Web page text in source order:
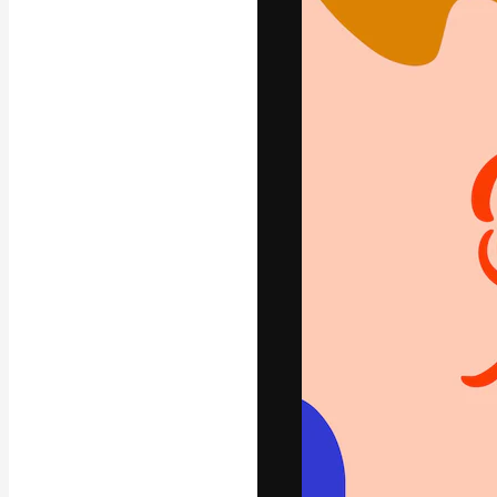
La plateforme
vos meilleurs
d’abonnés :